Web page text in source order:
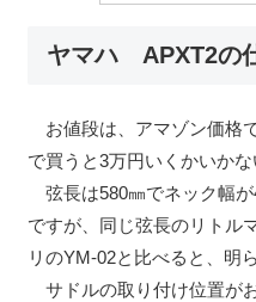
ヤマハ APXT2の
お値段は、アマゾン価格
で買うと3万円いくかいかな
弦長は580㎜でネック幅
ですが、同じ弦長のリトル
リのYM-02と比べると、明
サドルの取り付け位置が